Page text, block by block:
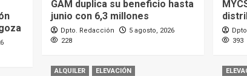
GAM duplica su beneficio hasta
junio con 6,3 millones
Dpto. Redacción
5 agosto, 2026
228
393
ALQUILER ELEVACIÓN